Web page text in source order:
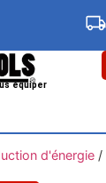
équiper
d'énergie/